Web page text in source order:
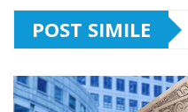
POST SIMILE